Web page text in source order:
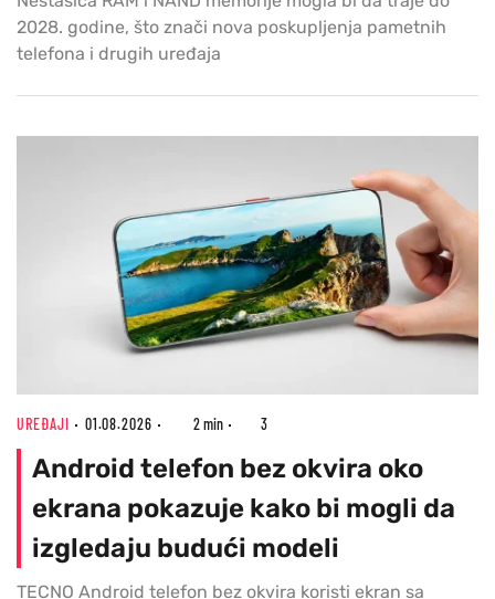
2028. godine, što znači nova poskupljenja pametnih
telefona i drugih uređaja
UREĐAJI 01.08.2026 2 min 3
Android telefon bez okvira oko
ekrana pokazuje kako bi mogli da
izgledaju budući modeli
TECNO Android telefon bez okvira koristi ekran sa